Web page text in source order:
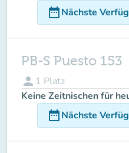
date_rangeNächste
PB-S Puesto 153
person 1 Platz
Keine Zeitnischen für
date_rangeNächste